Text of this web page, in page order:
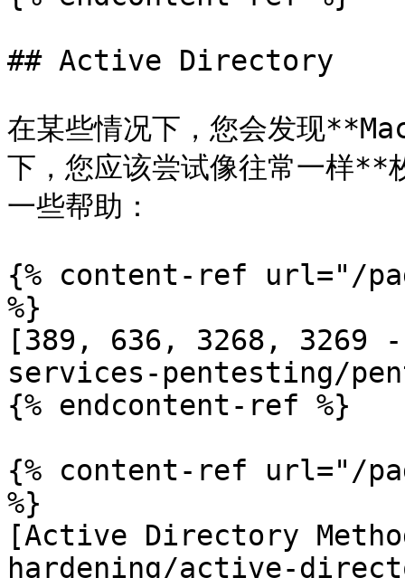
## Active Directory
在某些情况下，您会发现
下，您应该尝试像往常一样**
一些帮助：
{% content-ref url="/
%}
[389, 636, 3268, 3269
services-pentesting/
{% endcontent-ref %}
{% content-ref url="/
%}
[Active Directory
hardening/active-